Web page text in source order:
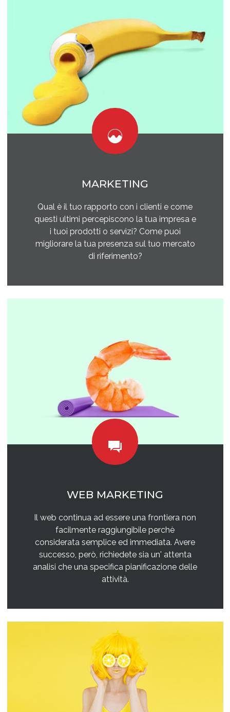
MARKETING
Qual è il tuo rapporto con i clienti e come
questi ultimi percepiscono la tua impresa e
i tuoi prodotti o servizi? Come puoi
migliorare la tua presenza sul tuo mercato
di riferimento?
WEB MARKETING
Il web continua ad essere una frontiera non
facilmente raggiungibile perchè
considerata semplice ed immediata. Avere
successo, però, richiedete sia un' attenta
analisi che una specifica pianificazione delle
attività.